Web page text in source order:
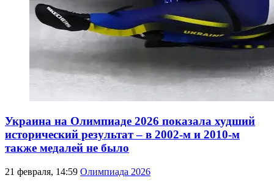
Украина на Олимпиаде 2026 показала худший
исторический результат – в 2002-м и 2010-м
также медалей не было
21 февраля, 14:59 Олимпиада 2026